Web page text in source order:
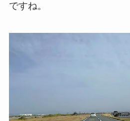
ですね。